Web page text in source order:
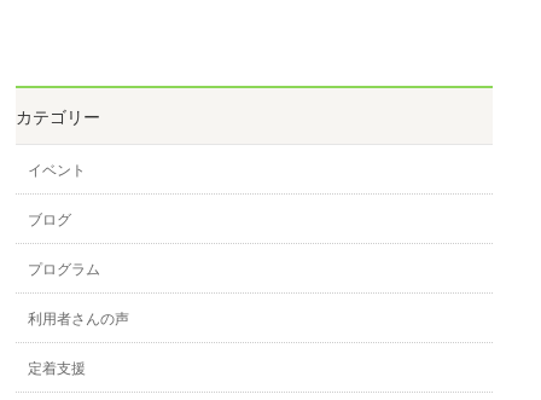
カテゴリー
イベント
ブログ
プログラム
利用者さんの声
定着支援